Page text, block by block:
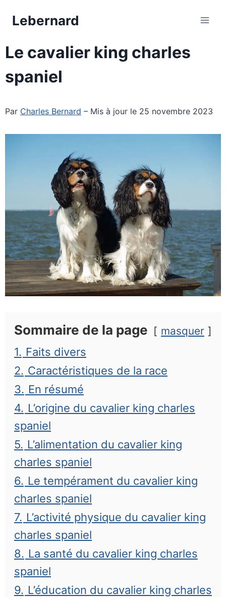
Lebernard
Le cavalier king charles
spaniel
Par Charles Bernard – Mis à jour le 25 novembre 2023
Sommaire de la page masquer
1. Faits divers
2. Caractéristiques de la race
3. En résumé
4. L’origine du cavalier king charles
spaniel
5. L’alimentation du cavalier king
charles spaniel
6. Le tempérament du cavalier king
charles spaniel
7. L’activité physique du cavalier king
charles spaniel
8. La santé du cavalier king charles
spaniel
9. L’éducation du cavalier king charles